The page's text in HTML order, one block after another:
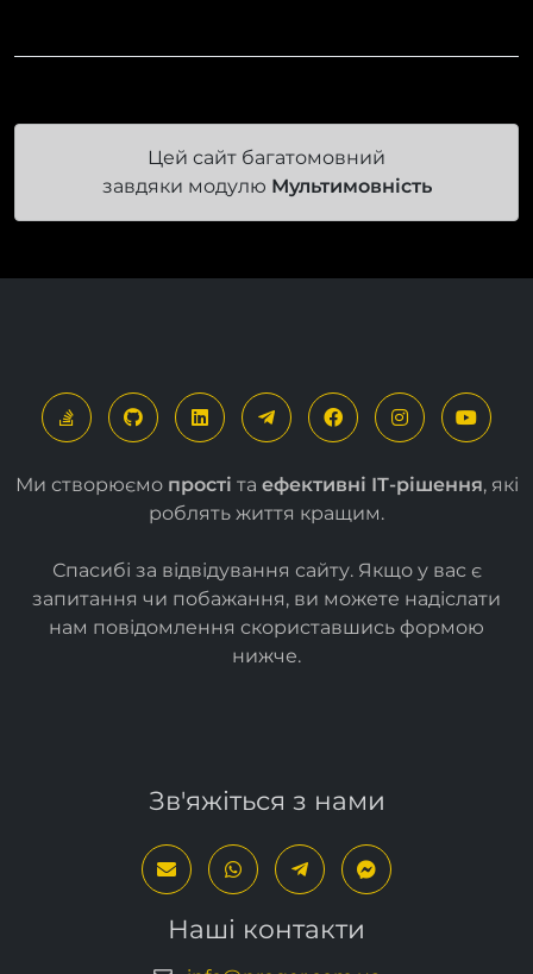
Цей сайт багатомовний
завдяки модулю Мультимовність
Ми створюємо прості та ефективні ІТ-рішення, які
роблять життя кращим.
Спасибі за відвідування сайту. Якщо у вас є
запитання чи побажання, ви можете надіслати
нам повідомлення скориставшись формою
нижче.
Зв'яжіться з нами
Наші контакти